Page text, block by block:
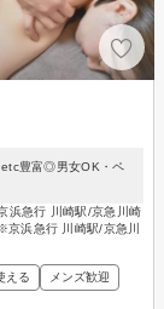
豊富◎男女OK・ペ
浜急行 川崎駅/京急川崎
浜急行 川崎駅/京急川
える メンズ歓迎